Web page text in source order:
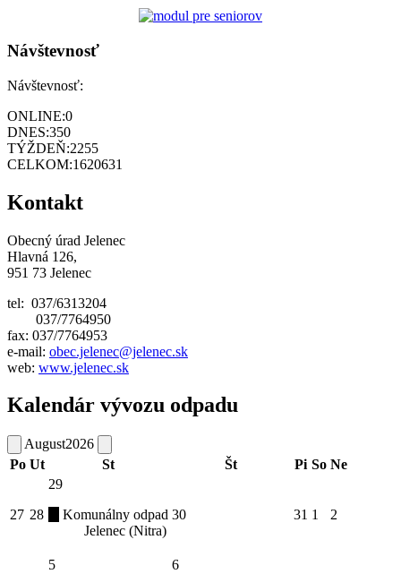
Návštevnosť
Návštevnosť:
ONLINE:0
DNES:350
TÝŽDEŇ:2255
CELKOM:1620631
Kontakt
Obecný úrad Jelenec
Hlavná 126,
951 73 Jelenec
tel: 037/6313204
037/7764950
fax: 037/7764953
e-mail: obec.jelenec@jelenec.sk
web: www.jelenec.sk
Kalendár vývozu odpadu
August2026
Po Ut St Št Pi So Ne
27 28
29
Komunálny odpad
Jelenec (Nitra)
30 31 1 2
5
6